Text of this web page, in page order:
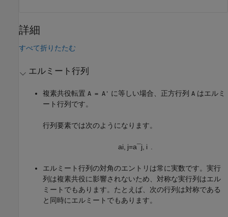
詳細
すべて折りたたむ
エルミート行列
複素共役転置A = A' に等しい場合、正方行列A はエルミ
ート行列です。
行列要素では次のようになります。
ai j=a¯j i
エルミート行列の対角のエントリは常に実数です。実行
列は複素共役に影響されないため、対称な実行列はエル
ミートでもあります。たとえば、次の行列は対称である
と同時にエルミートでもあります。